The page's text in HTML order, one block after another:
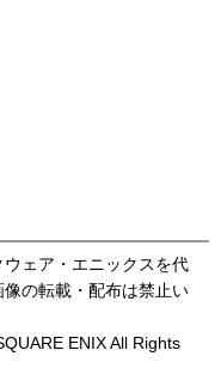
ェア・エニックスを代
の転載・配布は禁止い
ENIX All Rights